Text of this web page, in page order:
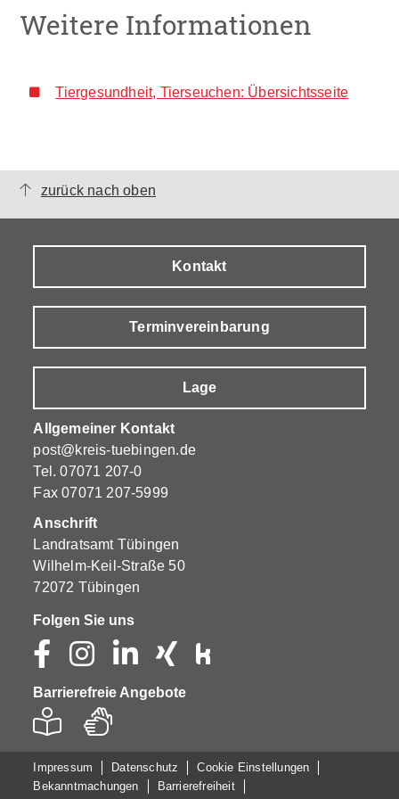
Weitere Informationen
Tiergesundheit, Tierseuchen: Übersichtsseite
zurück nach oben
Kontakt
Terminvereinbarung
Lage
Allgemeiner Kontakt
post@kreis-tuebingen.de
Tel.07071 207-0
Fax 07071 207-5999
Anschrift
Landratsamt Tübingen
Wilhelm-Keil-Straße 50
72072 Tübingen
Folgen Sie uns
Barrierefreie Angebote
Impressum Datenschutz
Cookie Einstellungen
Bekanntmachungen
Barrierefreiheit